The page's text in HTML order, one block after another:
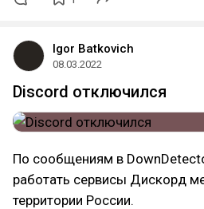
Igor Batkovich
08.03.2022
Discord отключился
По сообщениям в
работать сервисы Дискорд
территории России.